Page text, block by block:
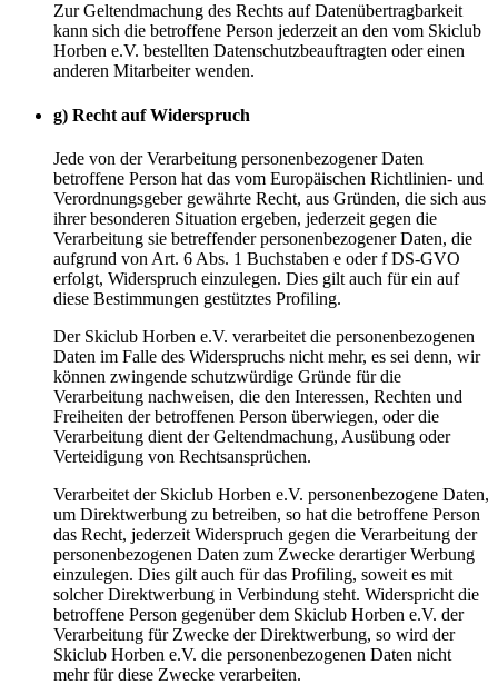
Zur Geltendmachung des Rechts auf Datenübertragbarkeit
kann sich die betroffene Person jederzeit an den vom Skiclub
Horben e.V. bestellten Datenschutzbeauftragten oder einen
anderen Mitarbeiter wenden.
g) Recht auf Widerspruch
Jede von der Verarbeitung personenbezogener Daten
betroffene Person hat das vom Europäischen Richtlinien- und
Verordnungsgeber gewährte Recht, aus Gründen, die sich aus
ihrer besonderen Situation ergeben, jederzeit gegen die
Verarbeitung sie betreffender personenbezogener Daten, die
aufgrund von Art. 6 Abs. 1 Buchstaben e oder f DS-GVO
erfolgt, Widerspruch einzulegen. Dies gilt auch für ein auf
diese Bestimmungen gestütztes Profiling.
Der Skiclub Horben e.V. verarbeitet die personenbezogenen
Daten im Falle des Widerspruchs nicht mehr, es sei denn, wir
können zwingende schutzwürdige Gründe für die
Verarbeitung nachweisen, die den Interessen, Rechten und
Freiheiten der betroffenen Person überwiegen, oder die
Verarbeitung dient der Geltendmachung, Ausübung oder
Verteidigung von Rechtsansprüchen.
Verarbeitet der Skiclub Horben e.V. personenbezogene Daten,
um Direktwerbung zu betreiben, so hat die betroffene Person
das Recht, jederzeit Widerspruch gegen die Verarbeitung der
personenbezogenen Daten zum Zwecke derartiger Werbung
einzulegen. Dies gilt auch für das Profiling, soweit es mit
solcher Direktwerbung in Verbindung steht. Widerspricht die
betroffene Person gegenüber dem Skiclub Horben e.V. der
Verarbeitung für Zwecke der Direktwerbung, so wird der
Skiclub Horben e.V. die personenbezogenen Daten nicht
mehr für diese Zwecke verarbeiten.